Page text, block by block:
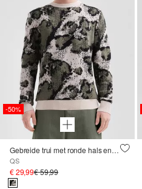
-50%
Gebreide trui met ronde hals en ribboorden in regular fit
QS
€ 29,99€ 59,99